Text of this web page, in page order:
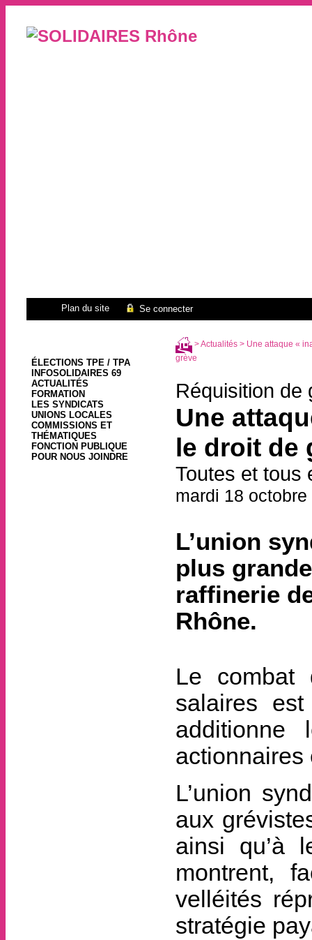
Plan du site Se connecter
ÉLECTIONS TPE / TPA
INFOSOLIDAIRES 69
ACTUALITÉS
FORMATION
LES SYNDICATS
UNIONS LOCALES
COMMISSIONS ET
THÉMATIQUES
FONCTION PUBLIQUE
POUR NOUS JOINDRE
>Actualités> Une attaque «
grève
Réquisition de
Une
le droit de
Toutes et tous
mardi 18
L’union
plus
raffinerie
Rhône.
Le combat
salaires
actionnaires
L’union
aux
ainsi qu’à
montrent,
velléités
stratégie